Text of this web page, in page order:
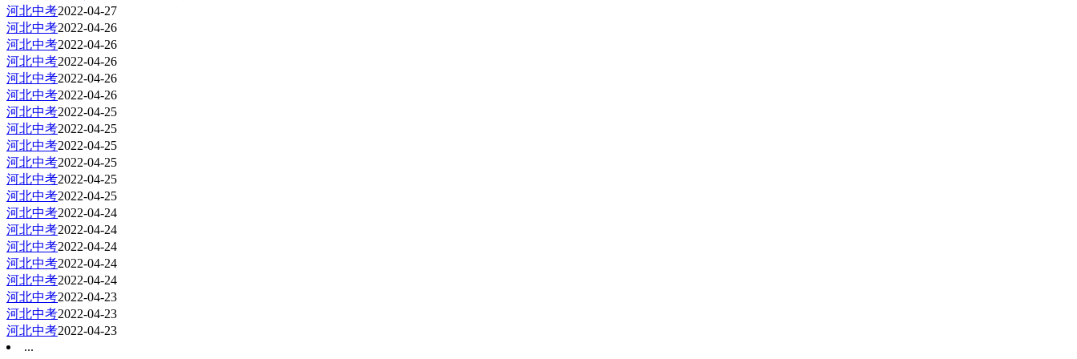
河北中考2022-04-27
河北中考2022-04-26
河北中考2022-04-26
河北中考2022-04-26
河北中考2022-04-26
河北中考2022-04-26
河北中考2022-04-25
河北中考2022-04-25
河北中考2022-04-25
河北中考2022-04-25
河北中考2022-04-25
河北中考2022-04-25
河北中考2022-04-24
河北中考2022-04-24
河北中考2022-04-24
河北中考2022-04-24
河北中考2022-04-24
河北中考2022-04-23
河北中考2022-04-23
河北中考2022-04-23
...